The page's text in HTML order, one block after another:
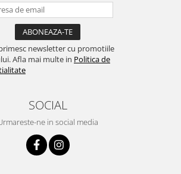
newsletter cu promotiile
Afla mai multe in Politica de
SOCIAL
ne in social media